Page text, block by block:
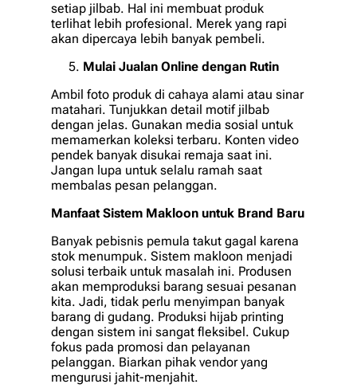
setiap jilbab. Hal ini membuat produk
terlihat lebih profesional. Merek yang rapi
akan dipercaya lebih banyak pembeli.
Mulai Jualan Online dengan Rutin
Ambil foto produk di cahaya alami atau sinar
matahari. Tunjukkan detail motif jilbab
dengan jelas. Gunakan media sosial untuk
memamerkan koleksi terbaru. Konten video
pendek banyak disukai remaja saat ini.
Jangan lupa untuk selalu ramah saat
membalas pesan pelanggan.
Manfaat Sistem Makloon untuk Brand Baru
Banyak pebisnis pemula takut gagal karena
stok menumpuk. Sistem makloon menjadi
solusi terbaik untuk masalah ini. Produsen
akan memproduksi barang sesuai pesanan
kita. Jadi, tidak perlu menyimpan banyak
barang di gudang. Produksi hijab printing
dengan sistem ini sangat fleksibel. Cukup
fokus pada promosi dan pelayanan
pelanggan. Biarkan pihak vendor yang
mengurusi jahit-menjahit.